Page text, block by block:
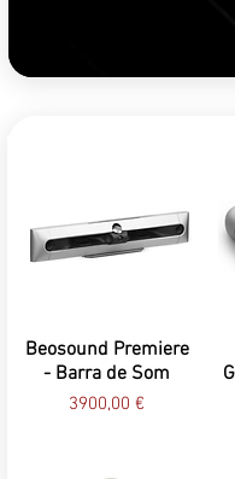
Beosound Premiere
- Barra de Som
Preço
3900,00 €